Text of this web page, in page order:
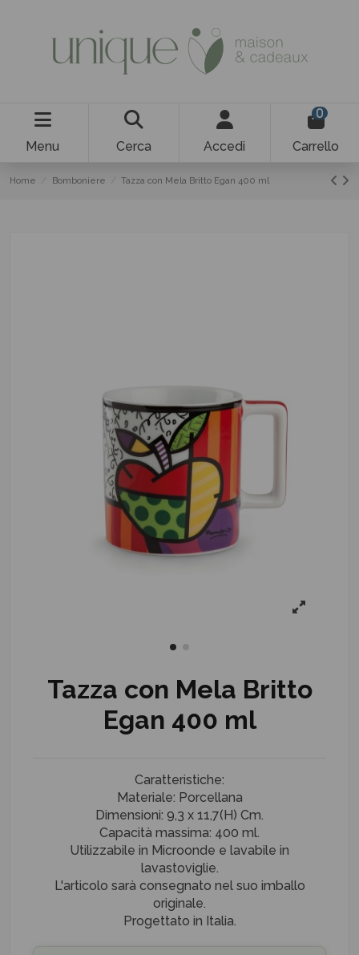
Menu Cerca Accedi
0
Carrello
Home Bomboniere Tazza con Mela Britto Egan 400 ml
Tazza con Mela Britto
Egan 400 ml
Caratteristiche:
Materiale: Porcellana
Dimensioni: 9,3 x 11,7(H) Cm.
Capacità massima: 400 ml.
Utilizzabile in Microonde e lavabile in
lavastoviglie.
L'articolo sarà consegnato nel suo imballo
originale.
Progettato in Italia.